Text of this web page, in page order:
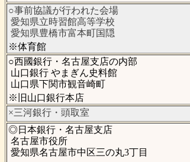
○事前協議が行われた会場
愛知県立時習館高等学校
愛知県豊橋市富本町国隠
※体育館
○西國銀行・名古屋支店の内部
山口銀行 やまぎん史料館
山口県下関市観音崎町
※旧山口銀行本店
×三河銀行・頭取室
◎日本銀行・名古屋支店
名古屋市役所
愛知県名古屋市中区三の丸3丁目